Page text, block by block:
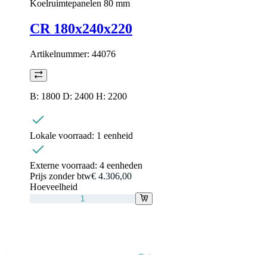
Koelruimtepanelen 80 mm
CR 180x240x220
Artikelnummer: 44076
B: 1800 D: 2400 H: 2200
Lokale voorraad: 1 eenheid
Externe voorraad: 4 eenheden
Prijs zonder btw€ 4.306,00
Hoeveelheid